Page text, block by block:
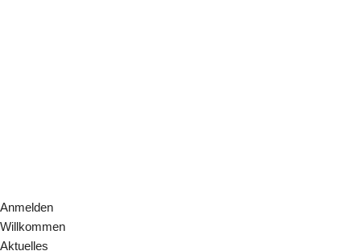
Anmelden
Willkommen
Aktuelles